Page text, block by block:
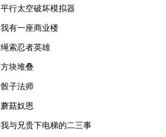
平行太空破坏模拟器
我有一座商业楼
绳索忍者英雄
方块堆叠
骰子法师
蘑菇奴恩
我与兄贵下电梯的二三事